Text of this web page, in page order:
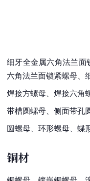
细牙全金属六角法兰面
六角法兰面锁紧螺母、
焊接方螺母 、焊接六角
带槽圆螺母、侧面带孔
圆螺母、 环形螺母、蝶
铜材